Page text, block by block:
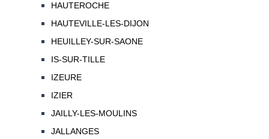
HAUTEROCHE
HAUTEVILLE-LES-DIJON
HEUILLEY-SUR-SAONE
IS-SUR-TILLE
IZEURE
IZIER
JAILLY-LES-MOULINS
JALLANGES